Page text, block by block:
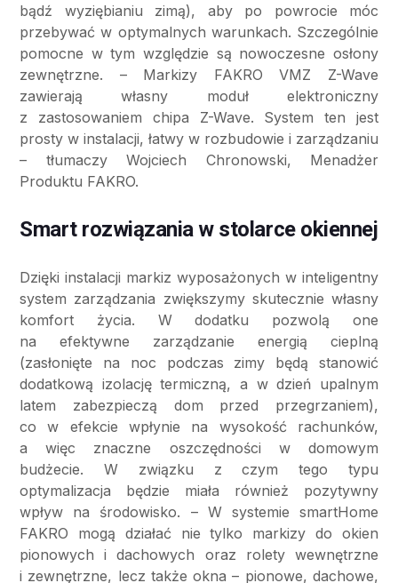
bądź wyziębianiu zimą), aby po powrocie móc
przebywać w optymalnych warunkach. Szczególnie
pomocne w tym względzie są nowoczesne osłony
zewnętrzne. – Markizy FAKRO VMZ Z-Wave
zawierają własny moduł elektroniczny
z zastosowaniem chipa Z-Wave. System ten jest
prosty w instalacji, łatwy w rozbudowie i zarządzaniu
– tłumaczy Wojciech Chronowski, Menadżer
Produktu FAKRO.
Smart rozwiązania w stolarce okiennej
Dzięki instalacji markiz wyposażonych w inteligentny
system zarządzania zwiększymy skutecznie własny
komfort życia. W dodatku pozwolą one
na efektywne zarządzanie energią cieplną
(zasłonięte na noc podczas zimy będą stanowić
dodatkową izolację termiczną, a w dzień upalnym
latem zabezpieczą dom przed przegrzaniem),
co w efekcie wpłynie na wysokość rachunków,
a więc znaczne oszczędności w domowym
budżecie. W związku z czym tego typu
optymalizacja będzie miała również pozytywny
wpływ na środowisko. – W systemie smartHome
FAKRO mogą działać nie tylko markizy do okien
pionowych i dachowych oraz rolety wewnętrzne
i zewnętrzne, lecz także okna – pionowe, dachowe,